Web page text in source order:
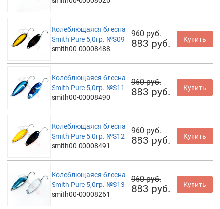
Колеблющаяся блесна
Smith Pure 5,0гр. №S09
smith00-00008488
960 руб.
883 руб. Купить
Колеблющаяся блесна
Smith Pure 5,0гр. №S11
smith00-00008490
960 руб.
883 руб. Купить
Колеблющаяся блесна
Smith Pure 5,0гр. №S12
smith00-00008491
960 руб.
883 руб. Купить
Колеблющаяся блесна
Smith Pure 5,0гр. №S13
smith00-00008261
960 руб.
883 руб. Купить